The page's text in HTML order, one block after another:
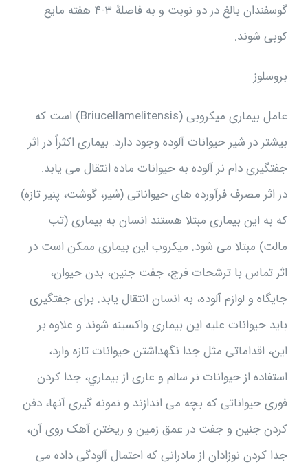
گوسفندان بالغ در دو نوبت و به فاصلهٔ ۳-۴ هفته مايع
کوبى شوند.
بروسلوز
عامل بيمارى ميکروبى (Briucellamelitensis) است که
بيشتر در شير حيوانات آلوده وجود دارد. بيمارى اکثراً در اثر
جفتگيرى دام نر آلوده به حيوانات ماده انتقال مى يابد.
در اثر مصرف فرآورده هاى حيواناتى (شير، گوشت، پنير تازه)
که به اين بيمارى مبتلا هستند انسان به بيمارى (تب
مالت) مبتلا مى شود. ميکروب اين بيمارى ممکن است در
اثر تماس با ترشحات فرج، جفت جنين، بدن حيوان،
جايگاه و لوازم آلوده، به انسان انتقال يابد. براى جفتگيرى
بايد حيوانات عليه اين بيمارى واکسينه شوند و علاوه بر
اين، اقداماتى مثل جدا نگهداشتن حيوانات تازه وارد،
استفاده از حيوانات نر سالم و عارى از بيماري، جدا کردن
فورى حيواناتى که بچه مى اندازند و نمونه گيرى آنها، دفن
کردن جنين و جفت در عمق زمين و ريختن آهک روى آن،
جدا کردن نوزادان از مادرانى که احتمال آلودگى داده مى